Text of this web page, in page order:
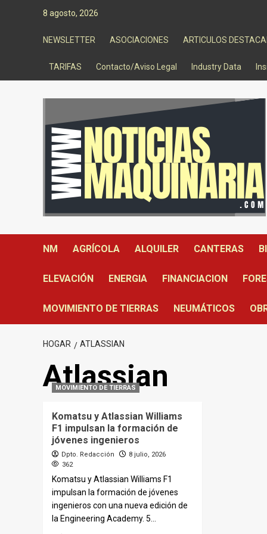
8 agosto, 2026
NEWSLETTER ASOCIACIONES ARTICULOS
TARIFAS Contacto/Aviso Legal Industry Data
NM AGRÍCOLA ALQUILER CANTERAS
ELEVACIÓN ENERGIA FINANCIACION
MOVIMIENTO DE TIERRAS NEUMÁTICOS
HOGAR ATLASSIAN
Atlassian
MOVIMIENTO DE TIERRAS
Komatsu y Atlassian Williams
F1 impulsan la formación de
jóvenes ingenieros
Dpto. Redacción
8 julio, 2026
362
Komatsu y Atlassian Williams F1
impulsan la formación de jóvenes
ingenieros con una nueva edición de
la Engineering Academy. 5...